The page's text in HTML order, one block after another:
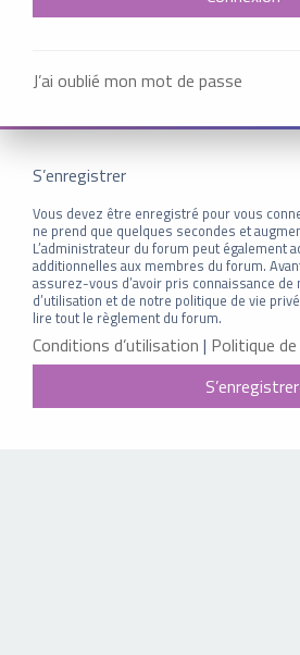
J’ai oublié mon mot de passe
S’enregistrer
Vous devez être enregistré pour vous
ne prend que quelques secondes et
L’administrateur du forum peut également
additionnelles aux membres du forum.
assurez-vous d’avoir pris connaissance de
d’utilisation et de notre politique de vie
lire tout le règlement du forum.
Conditions d’utilisation | Politique
S’enregistrer